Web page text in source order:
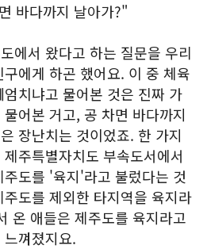
바다까지 날아가?"
에서 왔다고 하는 질문을 우리
에게 하곤 했어요. 이 중 체육
치냐고 물어본 것은 진짜 가
어본 거고, 공 차면 바다까지
장난치는 것이었죠. 한 가지
주특별자치도 부속도서에서
도를 '육지'라고 불렀다는 것
도를 제외한 타지역을 육지라
온 애들은 제주도를 육지라고
껴졌지요.